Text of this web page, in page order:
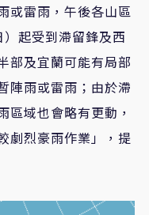
或雷雨，午後各山區
起受到滯留鋒及西
部及宜蘭可能有局部
陣雨或雷雨；由於滯
區域也會略有更動，
劇烈豪雨作業」，提